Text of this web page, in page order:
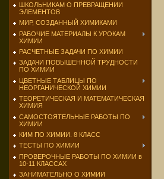
ШКОЛЬНИКАМ О ПРЕВРАЩЕНИИ
ЭЛЕМЕНТОВ
МИР, СОЗДАННЫЙ ХИМИКАМИ
РАБОЧИЕ МАТЕРИАЛЫ К УРОКАМ
ХИМИИ
РАСЧЕТНЫЕ ЗАДАЧИ ПО ХИМИИ
ЗАДАЧИ ПОВЫШЕННОЙ ТРУДНОСТИ
ПО ХИМИИ
ЦВЕТНЫЕ ТАБЛИЦЫ ПО
НЕОРГАНИЧЕСКОЙ ХИМИИ
ТЕОРЕТИЧЕСКАЯ И МАТЕМАТИЧЕСКАЯ
ХИМИЯ
САМОСТОЯТЕЛЬНЫЕ РАБОТЫ ПО
ХИМИИ
КИМ ПО ХИМИИ. 8 КЛАСС
ТЕСТЫ ПО ХИМИИ
ПРОВЕРОЧНЫЕ РАБОТЫ ПО ХИМИИ в
10-11 КЛАССАХ
ЗАНИМАТЕЛЬНО О ХИМИИ